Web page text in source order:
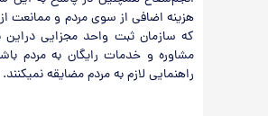
هزینه اضافی از سوی مردم و ممانعت
که سازمان ثبت واحد مجزایی دراین
مشاوره و خدمات رایگان به مردم
راهنمایی لازم به مردم مضایقه نمی‏کنند.